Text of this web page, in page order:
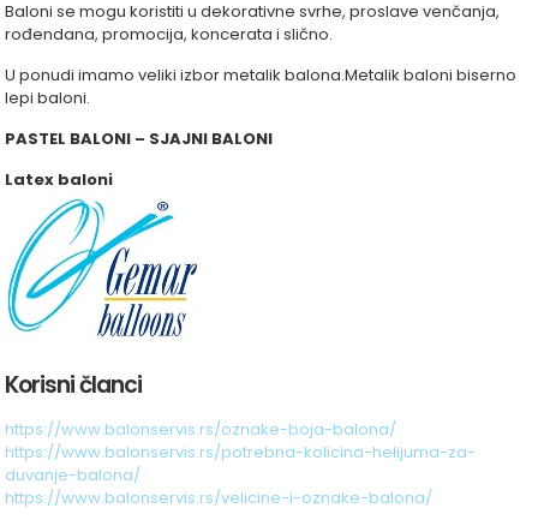
Baloni se mogu koristiti u dekorativne svrhe, proslave venčanja,
rođendana, promocija, koncerata i slično.
U ponudi imamo veliki izbor metalik balona.Metalik baloni biserno
lepi baloni.
PASTEL BALONI – SJAJNI BALONI
Latex baloni
Korisni članci
https://www.balonservis.rs/oznake-boja-balona/
https://www.balonservis.rs/potrebna-kolicina-helijuma-za-
duvanje-balona/
https://www.balonservis.rs/velicine-i-oznake-balona/